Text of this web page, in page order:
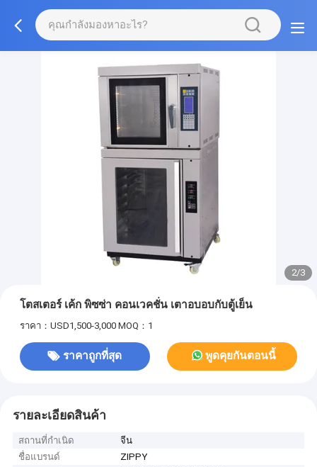
2/3
โตสเตอร์ เค้ก พิซซ่า คอนเวคชั่น เตาอบอบกับตู้เย็น
ราคา：USD1,500-3,000 MOQ：1
ราคาถูกที่สุด พูดคุยกันตอนนี้
รายละเอียดสินค้า
สถานที่กำเนิด
จีน
ชื่อแบรนด์
ZIPPY